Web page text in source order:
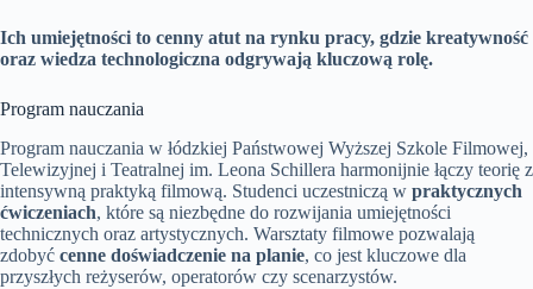
Ich umiejętności to cenny atut na rynku pracy, gdzie kreatywność
oraz wiedza technologiczna odgrywają kluczową rolę.
Program nauczania
Program nauczania w łódzkiej Państwowej Wyższej Szkole Filmowej,
Telewizyjnej i Teatralnej im. Leona Schillera harmonijnie łączy teorię z
intensywną praktyką filmową. Studenci uczestniczą w praktycznych
ćwiczeniach, które są niezbędne do rozwijania umiejętności
technicznych oraz artystycznych. Warsztaty filmowe pozwalają
zdobyć cenne doświadczenie na planie, co jest kluczowe dla
przyszłych reżyserów, operatorów czy scenarzystów.